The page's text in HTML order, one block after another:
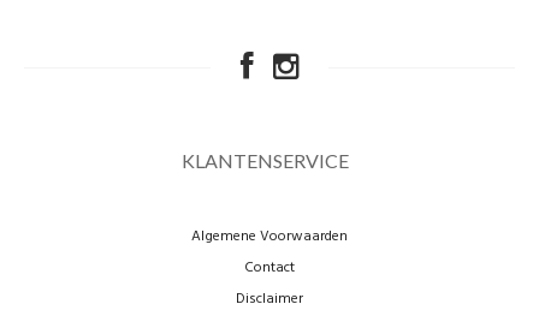
KLANTENSERVICE
Algemene Voorwaarden
Contact
Disclaimer